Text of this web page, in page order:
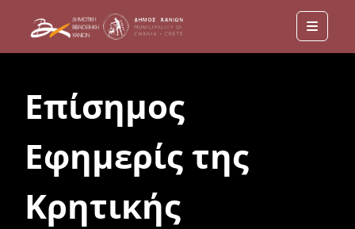
Menu
Επίσημος
Εφημερίς της
Κρητικής